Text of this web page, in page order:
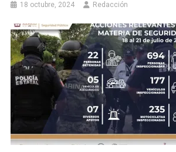
18 octubre, 2024 Redacción